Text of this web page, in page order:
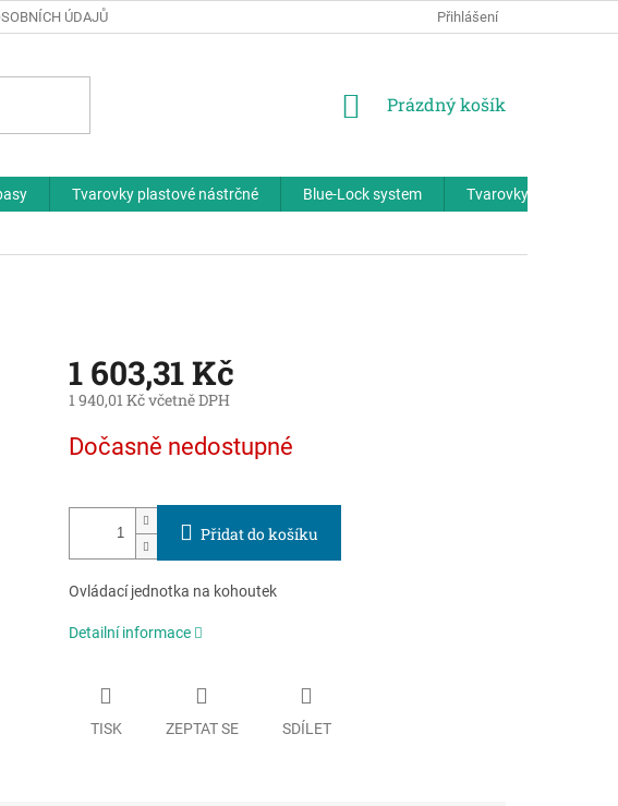
ÚDAJŮ Přihlášení
NÁKUPNÍ
Prázdný košík
Tvarovky plastové nástrčné Blue-Lock system Tvarovky plastové -
1 603,31 Kč
1 940,01 Kč včetně DPH
cena:
Dočasně nedostupné
Přidat do košíku
Ovládací jednotka na kohoutek
Detailní informace
TISK ZEPTAT SE SDÍLET